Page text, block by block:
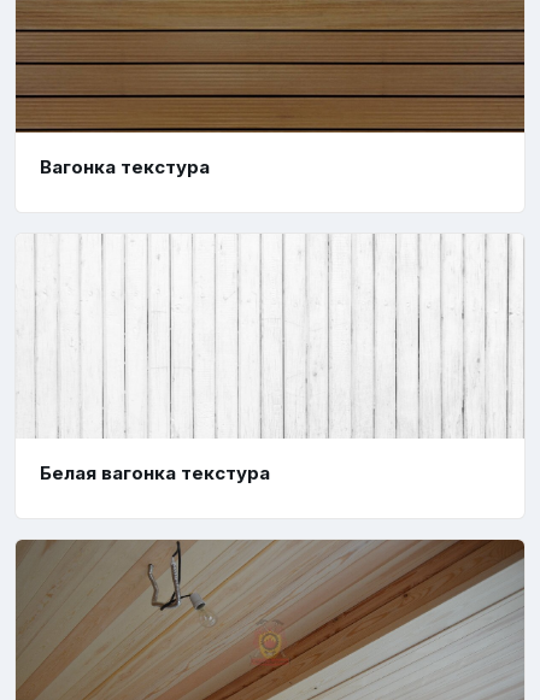
Вагонка текстура
Белая вагонка текстура